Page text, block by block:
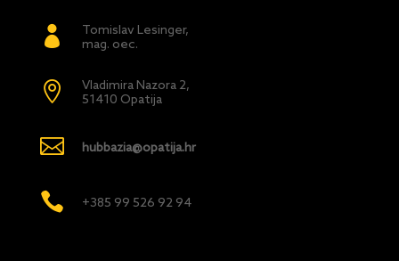

Tomislav Lesinger,
mag. oec.

Vladimira Nazora 2,
51410 Opatija
 hubbazia@opatija.hr
 +385 99 526 92 94